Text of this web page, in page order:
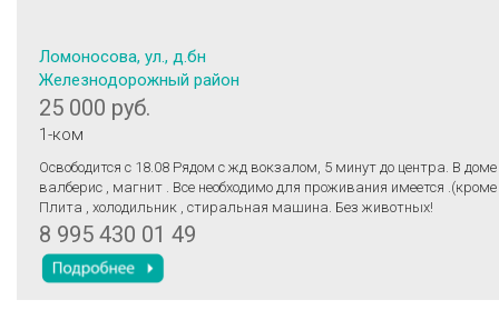
Ломоносова, ул., д.бн
Железнодорожный район
25 000 руб.
1-ком
Освободится с 18.08 Рядом с жд вокзалом, 5 минут до центра. В доме есть озон ,
валберис , магнит . Все необходимо для проживания имеется
Плита , холодильник , стиральная машина. Без животных!
8 995 430 01 49